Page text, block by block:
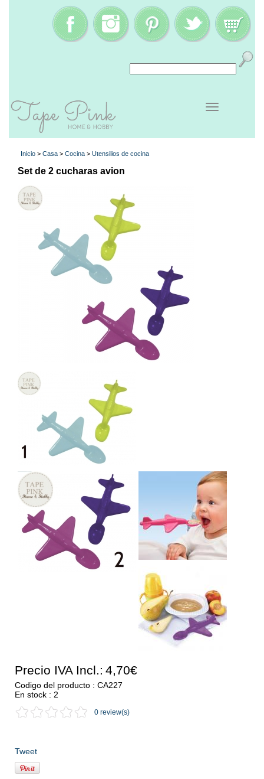
Inicio > Casa > Cocina > Utensilios de cocina
Set de 2 cucharas avion
Precio IVA Incl.: 4,70€
Codigo del producto : CA227
En stock : 2
0 review(s)
Tweet